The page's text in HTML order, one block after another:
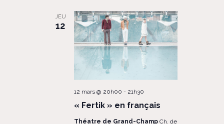
JEU
12
« Fertik » en français
12 mars @ 20h00 - 21h30
Théatre de Grand-Champ Ch. de